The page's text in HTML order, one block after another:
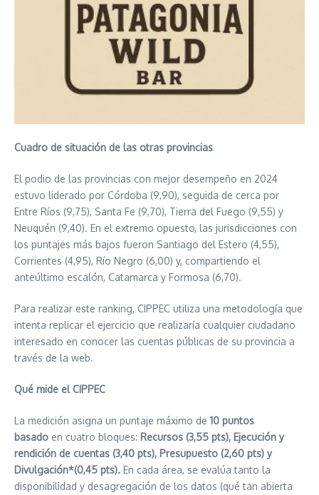
Cuadro de situación de las otras provincias
El podio de las provincias con mejor desempeño en 2024
estuvo liderado por Córdoba (9,90), seguida de cerca por
Entre Ríos (9,75), Santa Fe (9,70), Tierra del Fuego (9,55) y
Neuquén (9,40). En el extremo opuesto, las jurisdicciones con
los puntajes más bajos fueron Santiago del Estero (4,55),
Corrientes (4,95), Río Negro (6,00) y, compartiendo el
anteúltimo escalón, Catamarca y Formosa (6,70).
Para realizar este ranking, CIPPEC utiliza una metodología que
intenta replicar el ejercicio que realizaría cualquier ciudadano
interesado en conocer las cuentas públicas de su provincia a
través de la web.
Qué mide el CIPPEC
La medición asigna un puntaje máximo de 10 puntos
basado en cuatro bloques: Recursos (3,55 pts), Ejecución y
rendición de cuentas (3,40 pts), Presupuesto (2,60 pts) y
Divulgación*(0,45 pts). En cada área, se evalúa tanto la
disponibilidad y desagregación de los datos (qué tan abierta